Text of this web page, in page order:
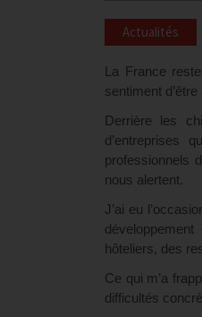
Actualités
La France
sentiment
Derrière les
d’entreprises
professionnels
nous alertent.
J’ai eu
hôteliers, des
Ce qui m’a
difficultés